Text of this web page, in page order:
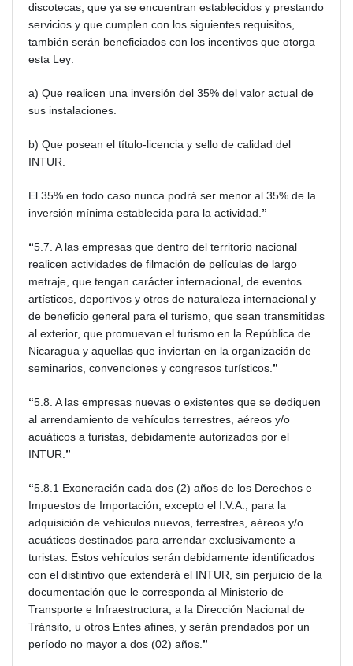
discotecas, que ya se encuentran establecidos y prestando
servicios y que cumplen con los siguientes requisitos,
también serán beneficiados con los incentivos que otorga
esta Ley:
a) Que realicen una inversión del 35% del valor actual de
sus instalaciones.
b) Que posean el título-licencia y sello de calidad del
INTUR.
El 35% en todo caso nunca podrá ser menor al 35% de la
inversión mínima establecida para la actividad. ”
“5.7. A las empresas que dentro del territorio nacional
realicen actividades de filmación de películas de largo
metraje, que tengan carácter internacional, de eventos
artísticos, deportivos y otros de naturaleza internacional y
de beneficio general para el turismo, que sean transmitidas
al exterior, que promuevan el turismo en la República de
Nicaragua y aquellas que inviertan en la organización de
seminarios, convenciones y congresos turísticos. ”
“5.8. A las empresas nuevas o existentes que se dediquen
al arrendamiento de vehículos terrestres, aéreos y/o
acuáticos a turistas, debidamente autorizados por el
INTUR. ”
“5.8.1 Exoneración cada dos (2) años de los Derechos e
Impuestos de Importación, excepto el I.V.A., para la
adquisición de vehículos nuevos, terrestres, aéreos y/o
acuáticos destinados para arrendar exclusivamente a
turistas. Estos vehículos serán debidamente identificados
con el distintivo que extenderá el INTUR, sin perjuicio de la
documentación que le corresponda al Ministerio de
Transporte e Infraestructura, a la Dirección Nacional de
Tránsito, u otros Entes afines, y serán prendados por un
período no mayor a dos (02) años. ”